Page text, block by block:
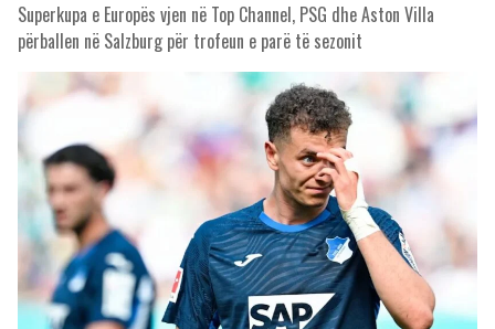
Superkupa e Europës vjen në Top Channel, PSG dhe Aston Villa
përballen në Salzburg për trofeun e parë të sezonit